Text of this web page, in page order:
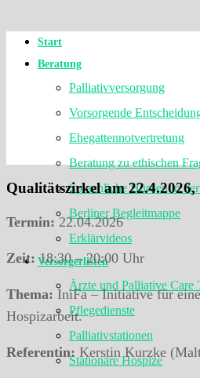
Start
Beratung
Palliativversorgung
Vorsorgende
Ehegattennotvertretung
Beratung zu ethischen
Sprachliche Hürden in
Berliner Begleitmappe
Erklärvideos
Versorgerlisten
Ärzte und Palliative Care
Pflegedienste
Palliativstationen
Stationäre Hospize
Qualitätszirkel am
Termin: 22.04.2026
Zeit: 18:30 – 20:00 Uhr
Thema: IniFa – Initiative für
Hospizarbeit.
Referentin: Kerstin Kurzke